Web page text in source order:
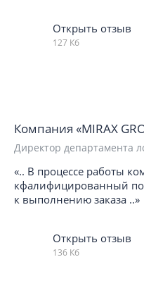
Открыть отзыв
127 Кб
Компания «MIRAX
Директор департамента
«.. В процессе работы
кфалифицированный
к выполнению заказа ..»
Открыть отзыв
136 Кб